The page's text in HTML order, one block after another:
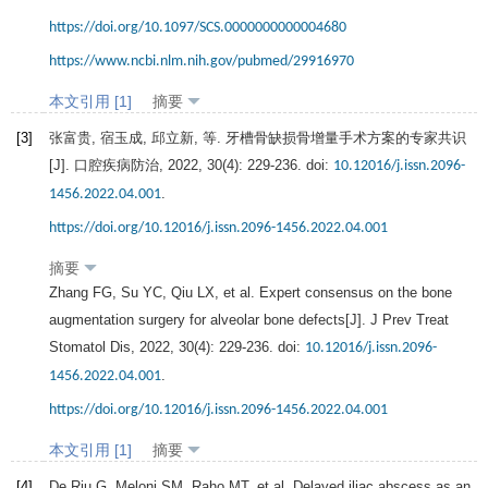
https://doi.org/10.1097/SCS.0000000000004680
https://www.ncbi.nlm.nih.gov/pubmed/29916970
本文引用 [1] 摘要
[3]
张富贵, 宿玉成, 邱立新, 等. 牙槽骨缺损骨增量手术方案的专家共识
[J]. 口腔疾病防治 2022 30(4): 229-236. doi: 10.12016/j.issn.2096-
1456.2022.04.001
https://doi.org/10.12016/j.issn.2096-1456.2022.04.001
摘要
Zhang FG Su YC Qiu LX , et al. Expert consensus on the bone
augmentation surgery for alveolar bone defects[J]. J Prev Treat
Stomatol Dis
2022 30(4): 229-236. doi: 10.12016/j.issn.2096-
1456.2022.04.001
https://doi.org/10.12016/j.issn.2096-1456.2022.04.001
本文引用 [1] 摘要